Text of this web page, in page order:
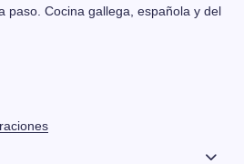
paso. Cocina gallega, española y del